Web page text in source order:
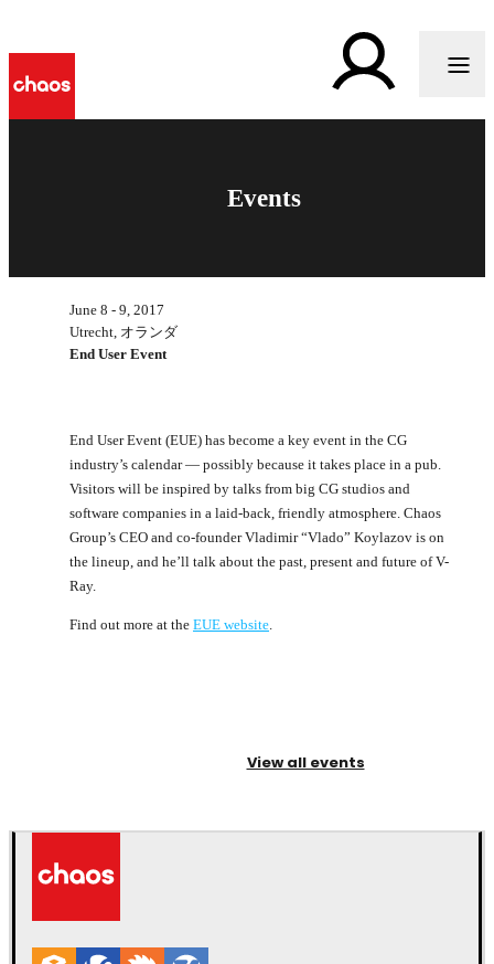
Events
June 8 - 9, 2017
Utrecht, オランダ
End User Event
End User Event (EUE) has become a key event in the CG
industry’s calendar — possibly because it takes place in a pub.
Visitors will be inspired by talks from big CG studios and
software companies in a laid-back, friendly atmosphere. Chaos
Group’s CEO and co-founder Vladimir “Vlado” Koylazov is on
the lineup, and he’ll talk about the past, present and future of V-
Ray.
Find out more at the EUE website
View all events